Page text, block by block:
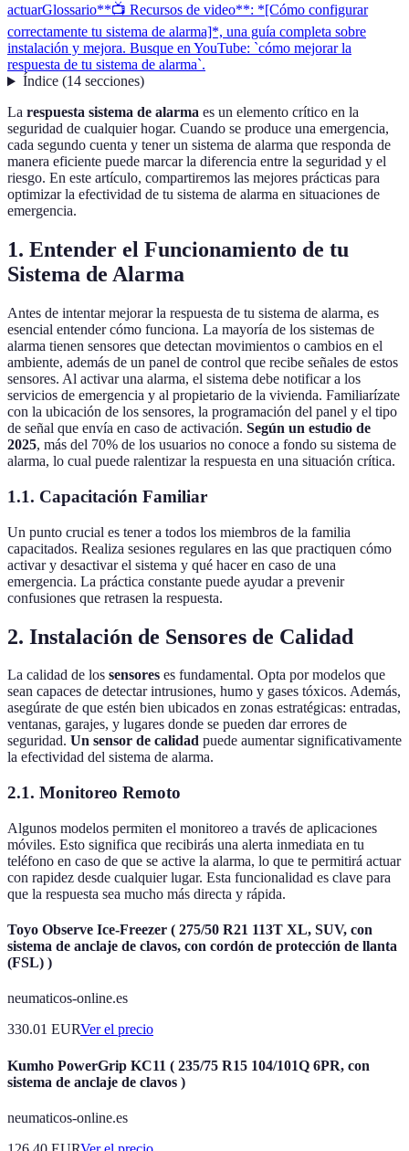
actuarGlossario**📺 Recursos de video**: *[Cómo configurar
correctamente tu sistema de alarma]*, una guía completa sobre
instalación y mejora. Busque en YouTube: `cómo mejorar la
respuesta de tu sistema de alarma`.
Índice(14 secciones)
La respuesta sistema de alarma es un elemento crítico en la
seguridad de cualquier hogar. Cuando se produce una emergencia,
cada segundo cuenta y tener un sistema de alarma que responda de
manera eficiente puede marcar la diferencia entre la seguridad y el
riesgo. En este artículo, compartiremos las mejores prácticas para
optimizar la efectividad de tu sistema de alarma en situaciones de
emergencia.
1. Entender el Funcionamiento de tu
Sistema de Alarma
Antes de intentar mejorar la respuesta de tu sistema de alarma, es
esencial entender cómo funciona. La mayoría de los sistemas de
alarma tienen sensores que detectan movimientos o cambios en el
ambiente, además de un panel de control que recibe señales de estos
sensores. Al activar una alarma, el sistema debe notificar a los
servicios de emergencia y al propietario de la vivienda. Familiarízate
con la ubicación de los sensores, la programación del panel y el tipo
de señal que envía en caso de activación. Según un estudio de
2025, más del 70% de los usuarios no conoce a fondo su sistema de
alarma, lo cual puede ralentizar la respuesta en una situación crítica.
1.1. Capacitación Familiar
Un punto crucial es tener a todos los miembros de la familia
capacitados. Realiza sesiones regulares en las que practiquen cómo
activar y desactivar el sistema y qué hacer en caso de una
emergencia. La práctica constante puede ayudar a prevenir
confusiones que retrasen la respuesta.
2. Instalación de Sensores de Calidad
La calidad de los sensores es fundamental. Opta por modelos que
sean capaces de detectar intrusiones, humo y gases tóxicos. Además,
asegúrate de que estén bien ubicados en zonas estratégicas: entradas,
ventanas, garajes, y lugares donde se pueden dar errores de
seguridad. Un sensor de calidad puede aumentar significativamente
la efectividad del sistema de alarma.
2.1. Monitoreo Remoto
Algunos modelos permiten el monitoreo a través de aplicaciones
móviles. Esto significa que recibirás una alerta inmediata en tu
teléfono en caso de que se active la alarma, lo que te permitirá actuar
con rapidez desde cualquier lugar. Esta funcionalidad es clave para
que la respuesta sea mucho más directa y rápida.
Toyo Observe Ice-Freezer ( 275/50 R21 113T XL, SUV, con
sistema de anclaje de clavos, con cordón de protección de llanta
(FSL) )
neumaticos-online.es
330.01 EURVer el precio
Kumho PowerGrip KC11 ( 235/75 R15 104/101Q 6PR, con
sistema de anclaje de clavos )
neumaticos-online.es